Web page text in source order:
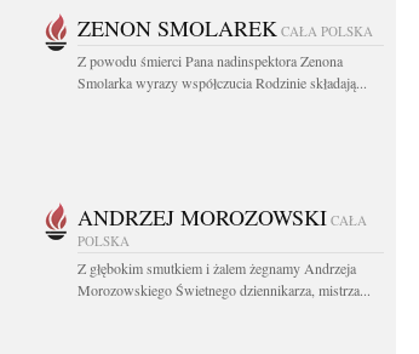
ZENON SMOLAREK CAŁA POLSKA
Z powodu śmierci Pana nadinspektora Zenona
Smolarka wyrazy współczucia Rodzinie składają...
ANDRZEJ MOROZOWSKI CAŁA
POLSKA
Z głębokim smutkiem i żalem żegnamy Andrzeja
Morozowskiego Świetnego dziennikarza, mistrza...